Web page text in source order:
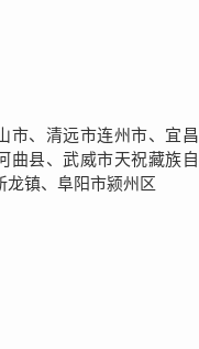
市、清远市连州市、宜
曲县、武威市天祝藏族
龙镇、阜阳市颍州区